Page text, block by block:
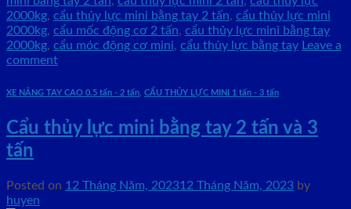
2000kg, cẩu thủy lực mini bằng tay 2 tấn, cẩu thủy lực mini
2000kg, cẩu mốc động cơ 2 tấn, cẩu thủy lực mini bằng tay
2000kg, cẩu móc động cơ mini, cẩu thủy lực bằng tay Leave a
comment
XE NÂNG TAY CAO 0.5 tấn - 2 tấn CẨU THỦY LỰC MINI 1 tấn - 3 tấn
Cẩu thủy lực mini bằng tay 2 tấn và 3
tấn
Posted on 12 Tháng Năm, 202312 Tháng Năm, 2023 by
huyen